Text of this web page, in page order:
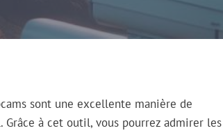
sont une excellente manière de
Grâce à cet outil, vous pourrez admirer les